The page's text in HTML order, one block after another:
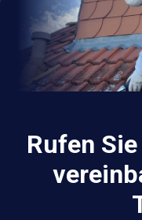
Rufen